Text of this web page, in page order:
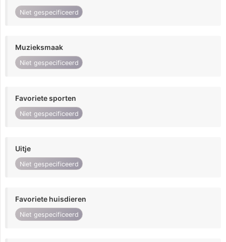
Niet gespecificeerd
Muzieksmaak
Niet gespecificeerd
Favoriete sporten
Niet gespecificeerd
Uitje
Niet gespecificeerd
Favoriete huisdieren
Niet gespecificeerd